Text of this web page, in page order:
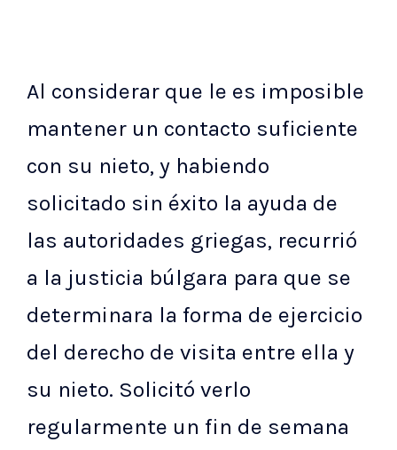
Al considerar que le es imposible
mantener un contacto suficiente
con su nieto, y habiendo
solicitado sin éxito la ayuda de
las autoridades griegas, recurrió
a la justicia búlgara para que se
determinara la forma de ejercicio
del derecho de visita entre ella y
su nieto. Solicitó verlo
regularmente un fin de semana